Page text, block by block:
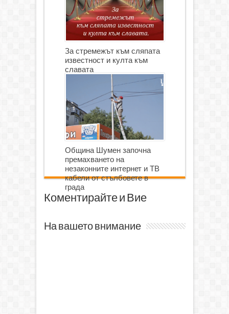
За стремежът към сляпата
известност и култа към
славата
Община Шумен започна
премахването на
незаконните интернет и ТВ
кабели от стълбовете в
града
Коментирайте и Вие
На вашето внимание